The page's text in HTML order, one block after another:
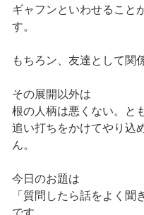
ギャフンといわせること
す。
もちろン、友達として関
その展開以外は
根の人柄は悪くない。と
追い打ちをかけてやり込
ん。
今日のお題は
「質問したら話をよく聞